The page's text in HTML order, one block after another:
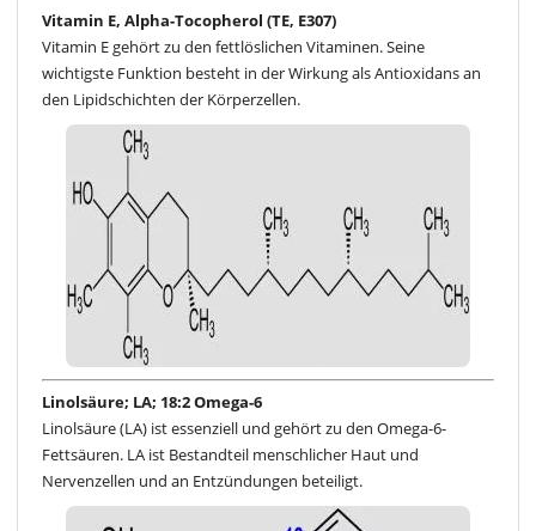
Vitamin E, Alpha-Tocopherol (TE, E307)
Vitamin E gehört zu den fettlöslichen Vitaminen. Seine
wichtigste Funktion besteht in der Wirkung als Antioxidans an
den Lipidschichten der Körperzellen.
Linolsäure; LA; 18:2 Omega-6
Linolsäure (LA) ist essenziell und gehört zu den Omega-6-
Fettsäuren. LA ist Bestandteil menschlicher Haut und
Nervenzellen und an Entzündungen beteiligt.